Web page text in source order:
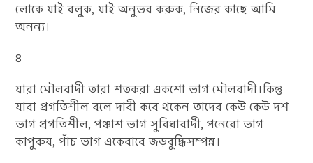
লোকে যাই বলুক, যাই অনুভব করুক, নিজের কাছে আমি
অনন্য।
৪
যারা মৌলবাদী তারা শতকরা একশো ভাগ মৌলবাদী।কিন্তু
যারা প্রগতিশীল বলে দাবী করে থকেন তাদের কেউ কেউ দশ
ভাগ প্রগতিশীল, পঞ্চাশ ভাগ সুবিধাবাদী, পনেরো ভাগ
কাপুরুষ, পাঁচ ভাগ একেবারে জড়বুদ্ধিসম্পন্ন।